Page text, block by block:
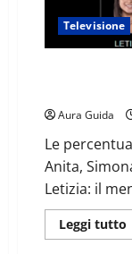
Televisione
Aura Guida
Le
Anita,
Letizia: il
Leggi tutto